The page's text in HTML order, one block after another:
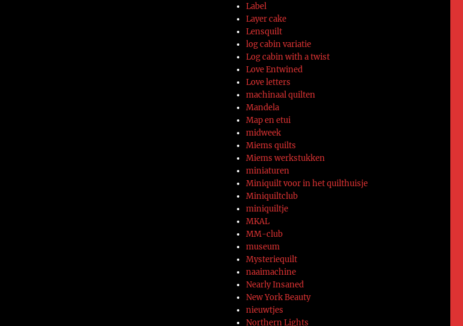
Label
Layer cake
Lensquilt
log cabin variatie
Log cabin with a twist
Love Entwined
Love letters
machinaal quilten
Mandela
Map en etui
midweek
Miems quilts
Miems werkstukken
miniaturen
Miniquilt voor in het quilthuisje
Miniquiltclub
miniquiltje
MKAL
MM-club
museum
Mysteriequilt
naaimachine
Nearly Insaned
New York Beauty
nieuwtjes
Northern Lights